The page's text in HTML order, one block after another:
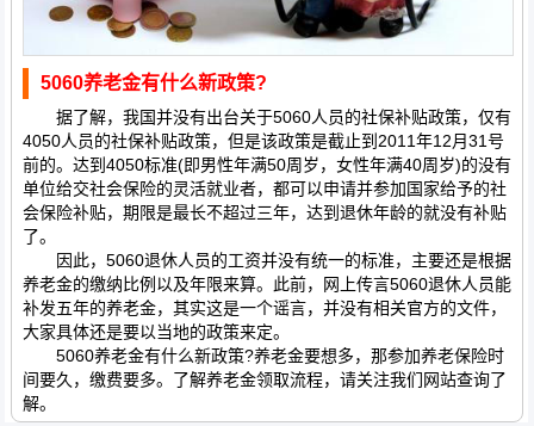
5060养老金有什么新政策?
据了解，我国并没有出台关于5060人员的社保补贴政策，仅有
4050人员的社保补贴政策，但是该政策是截止到2011年12月31号
前的。达到4050标准(即男性年满50周岁，女性年满40周岁)的没有
单位给交社会保险的灵活就业者，都可以申请并参加国家给予的社
会保险补贴，期限是最长不超过三年，达到退休年龄的就没有补贴
了。
因此，5060退休人员的工资并没有统一的标准，主要还是根据
养老金的缴纳比例以及年限来算。此前，网上传言5060退休人员能
补发五年的养老金，其实这是一个谣言，并没有相关官方的文件，
大家具体还是要以当地的政策来定。
5060养老金有什么新政策?养老金要想多，那参加养老保险时
间要久，缴费要多。了解养老金领取流程，请关注我们网站查询了
解。